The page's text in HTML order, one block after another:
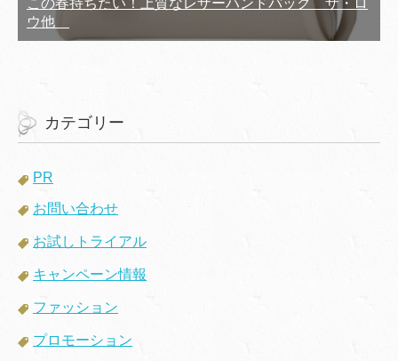
この春持ちたい！上質なレザーハンドバッグ ザ・ロ
ウ他
カテゴリー
PR
お問い合わせ
お試しトライアル
キャンペーン情報
ファッション
プロモーション